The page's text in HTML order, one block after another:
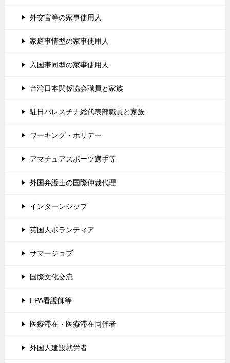
外交官等の家事使用人
家庭事情型の家事使用人
入国帯同型の家事使用人
台湾日本関係協会職員と家族
駐日パレスチナ総代表部職員と家族
ワーキング・ホリデー
アマチュアスポーツ選手等
外国弁護士の国際仲裁代理
インターンシップ
英国人ボランティア
サマージョブ
国際文化交流
EPA看護師等
医療滞在・医療滞在同伴者
外国人建設就労者